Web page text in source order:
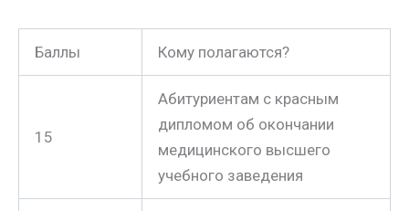
Баллы Кому полагаются?
15
Абитуриентам с красным
дипломом об окончании
медицинского высшего
учебного заведения